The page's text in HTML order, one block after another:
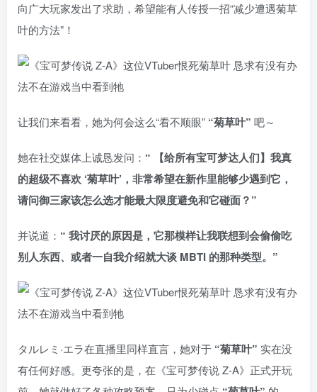
向广大玩家发出了求助，希望能有人传授一招“减少遭遇菊草
叶的方法”！
让我们来看看，她为何会这么“看不顺眼” “菊草叶” 吧～
她在社交媒体上诚恳发问： “ 【给所有宝可梦达人们】我真
的超级不喜欢 ‘菊草叶’，非常希望在新作里能够少遇到它，
请问御三家该怎么选才能最大限度避免和它碰面？”
并说道： “ 我讨厌的原因是，它那模样让我联想到会偷偷吃
别人东西、或者一自我介绍就大谈 MBTI 的那种类型。”
タルレミ·エラ在直播里同样直言，她对于 “菊草叶” 实在没
有任何好感。更夸张的是，在《宝可梦传说 Z-A》正式开玩